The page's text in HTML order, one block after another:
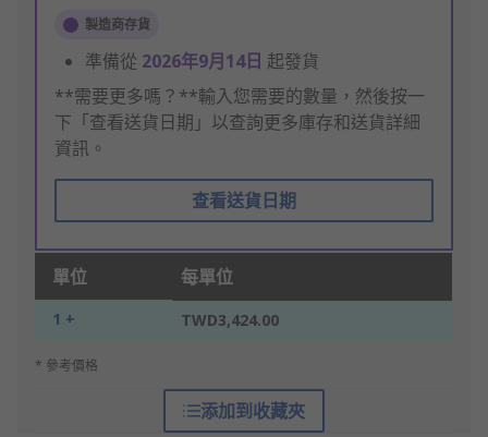
製造商存貨
準備從 2026年9月14日 起發貨
**需要更多嗎？**輸入您需要的數量，然後按一
下「查看送貨日期」以查詢更多庫存和送貨詳細
資訊。
查看送貨日期
單位 每單位
1 + TWD3,424.00
* 參考價格
添加到收藏夾